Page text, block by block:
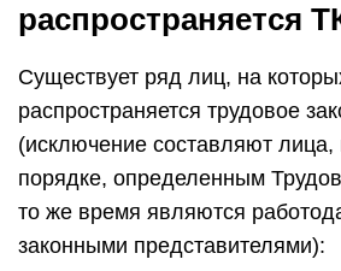
распространяется
Существует ряд лиц, на
распространяется трудовое
(исключение составляют лица,
порядке, определенным
то же время являются
законными представителями):